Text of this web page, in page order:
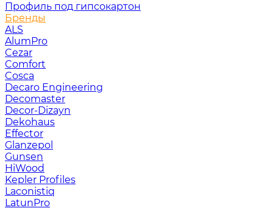
Профиль под гипсокартон
Бренды
ALS
AlumPro
Cezar
Comfort
Cosca
Decaro Engineering
Decomaster
Decor-Dizayn
Dekohaus
Effector
Glanzepol
Gunsen
HiWood
Kepler Profiles
Laconistiq
LatunPro